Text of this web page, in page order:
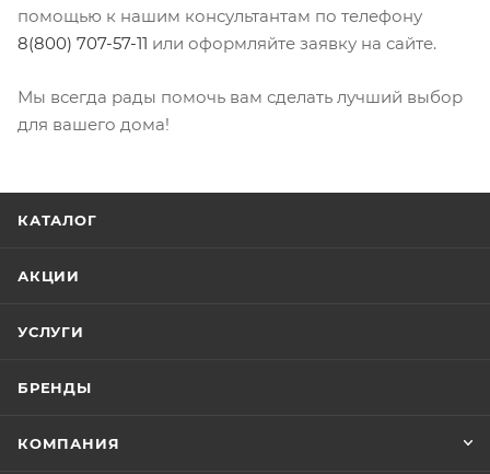
помощью к нашим консультантам по телефону
8(800) 707-57-11 или оформляйте заявку на сайте.
Мы всегда рады помочь вам сделать лучший выбор
для вашего дома!
КАТАЛОГ
АКЦИИ
УСЛУГИ
БРЕНДЫ
КОМПАНИЯ